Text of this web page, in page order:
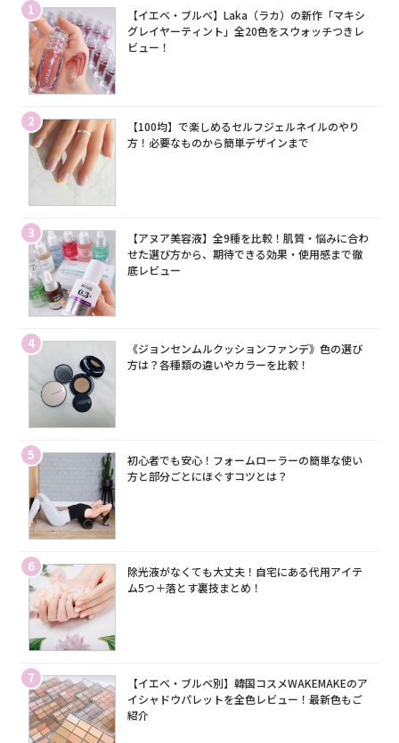
1
【イエベ・ブルベ】Laka（ラカ）の新作「マキシ
グレイヤーティント」全20色をスウォッチつきレ
ビュー！
2
【100均】で楽しめるセルフジェルネイルのやり
方！必要なものから簡単デザインまで
3
【アヌア美容液】全9種を比較！肌質・悩みに合わ
せた選び方から、期待できる効果・使用感まで徹
底レビュー
4
《ジョンセンムルクッションファンデ》色の選び
方は？各種類の違いやカラーを比較！
5
初心者でも安心！フォームローラーの簡単な使い
方と部分ごとにほぐすコツとは？
6
除光液がなくても大丈夫！自宅にある代用アイテ
ム5つ＋落とす裏技まとめ！
7
【イエベ・ブルベ別】韓国コスメWAKEMAKEのア
イシャドウパレットを全色レビュー！最新色もご
紹介